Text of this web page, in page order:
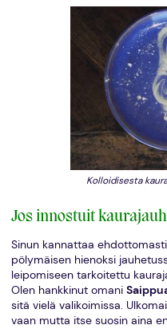
Kolloidisesta
Jos innostuit
Sinun kannattaa
pölymäisen hienoksi
leipomiseen tarkoitettu
Olen hankkinut omani
sitä vielä valikoimissa.
vaan mutta itse suosin aina